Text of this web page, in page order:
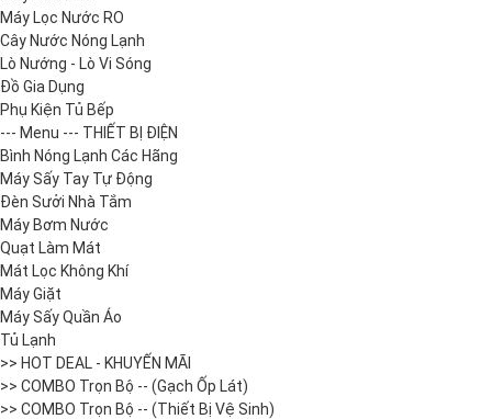
Máy Lọc Nước RO
Cây Nước Nóng Lạnh
Lò Nướng - Lò Vi Sóng
Đồ Gia Dụng
Phụ Kiện Tủ Bếp
--- Menu --- THIẾT BỊ ĐIỆN
Bình Nóng Lạnh Các Hãng
Máy Sấy Tay Tự Động
Đèn Sưởi Nhà Tắm
Máy Bơm Nước
Quạt Làm Mát
Mát Lọc Không Khí
Máy Giặt
Máy Sấy Quần Áo
Tủ Lạnh
>> HOT DEAL - KHUYẾN MÃI
>> COMBO Trọn Bộ -- (Gạch Ốp Lát)
>> COMBO Trọn Bộ -- (Thiết Bị Vệ Sinh)